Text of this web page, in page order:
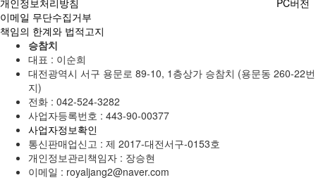
개인정보처리방침
이메일 무단수집거부
책임의 한계와 법적고지
PC버전
승참치
대표 : 이순희
대전광역시 서구 용문로 89-10, 1층상가 승참치 (용문동 260-22번
지)
전화 : 042-524-3282
사업자등록번호 : 443-90-00377
사업자정보확인
통신판매업신고 : 제 2017-대전서구-0153호
개인정보관리책임자 : 장승현
이메일 : royaljang2@naver.com